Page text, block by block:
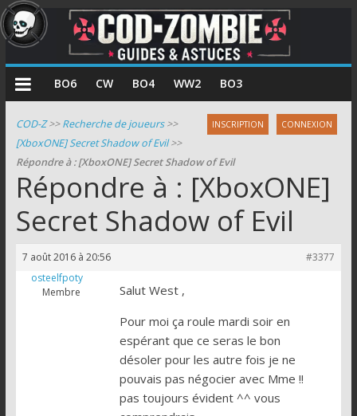
COD
Zombie
Guides
et
astuces
pour
le
zombie
BO6 CW BO4 WW2 BO3
INSCRIPTION CONNEXION
COD-Z>>Recherche de joueurs>>
[XboxONE] Secret Shadow of Evil>>
Répondre à : [XboxONE] Secret Shadow of Evil
Répondre à : [XboxONE]
Secret Shadow of Evil
7 août 2016 à 20:56
#3377
osteelfpoty
Membre
Salut West ,
Pour moi ça roule mardi soir en
espérant que ce seras le bon
désoler pour les autre fois je ne
pouvais pas négocier avec Mme !!
pas toujours évident ^^ vous